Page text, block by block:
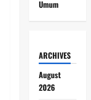
Umum
ARCHIVES
August
2026